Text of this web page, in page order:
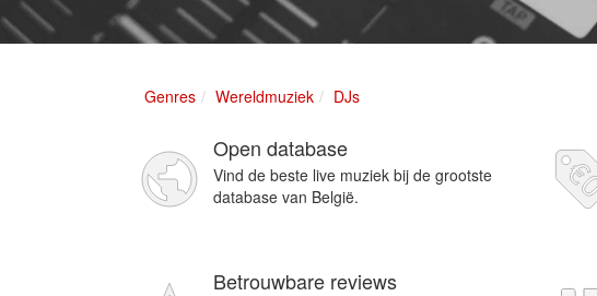
Genres Wereldmuziek DJs
Open database
Vind de beste live muziek bij de grootste
database van België.
Betrouwbare reviews